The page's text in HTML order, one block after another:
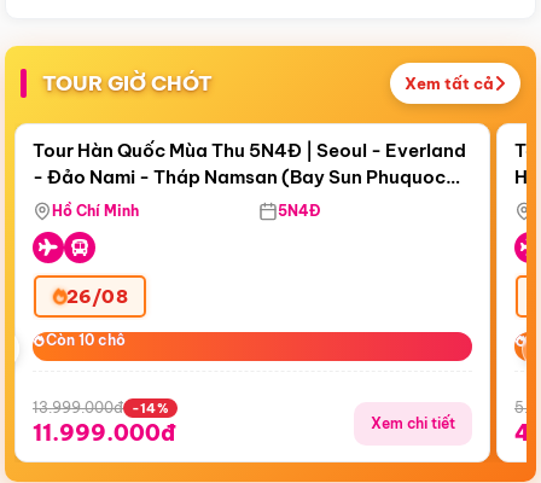
TOUR GIỜ CHÓT Xem tất cả
Còn18 ngày 13:18:21
Bay Sun Phuquoc Airways
Điểm nổi bật
Tour Hàn Quốc Mùa Thu 5N4Đ | Seoul - Everland
- Đảo Nami - Tháp Namsan (Bay Sun Phuquoc
Airways)
Hồ Chí Minh 5N4Đ
26/08
Còn 10 chỗ
Còn 10 chỗ
13.999.000đ -14%
11.999.000đ Xem chi tiết